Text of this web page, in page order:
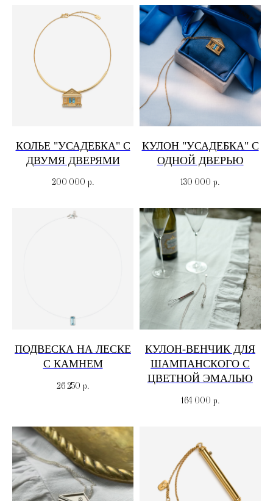
КОЛЬЕ "УСАДЕБКА" С
ДВУМЯ ДВЕРЯМИ
200 000 р.
КУЛОН "УСАДЕБКА" С
ОДНОЙ ДВЕРЬЮ
130 000 р.
ПОДВЕСКА НА ЛЕСКЕ
С КАМНЕМ
26 250 р.
КУЛОН-ВЕНЧИК ДЛЯ
ШАМПАНСКОГО С
ЦВЕТНОЙ ЭМАЛЬЮ
164 000 р.